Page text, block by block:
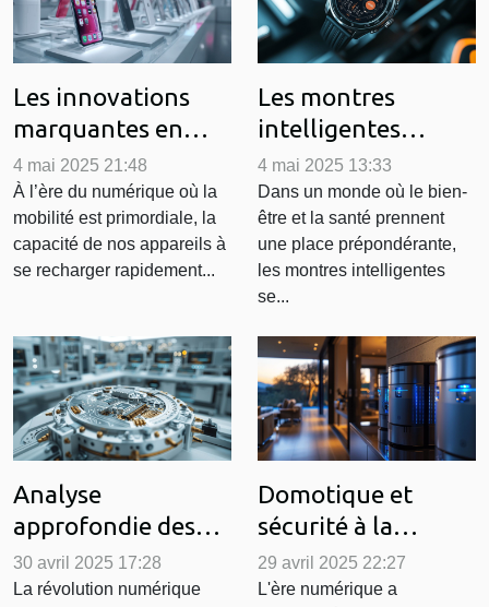
Les innovations
marquantes en
charge rapide des
smartphones
quelles options
choisir
4 mai 2025 21:48
À l’ère du numérique où la
mobilité est primordiale, la
capacité de nos appareils à
se recharger rapidement...
Les montres
intelligentes
comme outils de
santé et de fitness
quelles options
4 mai 2025 13:33
Dans un monde où le bien-
être et la santé prennent
une place prépondérante,
les montres intelligentes
se...
Analyse
approfondie des
puces
électroniques qui
30 avril 2025 17:28
La révolution numérique
Domotique et
sécurité à la
maison quelles
innovations pour
29 avril 2025 22:27
L'ère numérique a